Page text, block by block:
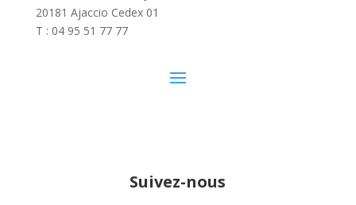
20181 Ajaccio Cedex 01
T : 04 95 51 77 77
Suivez-nous